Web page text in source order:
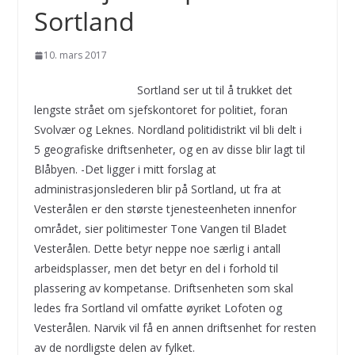
Sortland
10. mars 2017
Sortland ser ut til å trukket det
lengste strået om sjefskontoret for politiet, foran
Svolvær og Leknes. Nordland politidistrikt vil bli delt i
5 geografiske driftsenheter, og en av disse blir lagt til
Blåbyen. -Det ligger i mitt forslag at
administrasjonslederen blir på Sortland, ut fra at
Vesterålen er den største tjenesteenheten innenfor
området, sier politimester Tone Vangen til Bladet
Vesterålen. Dette betyr neppe noe særlig i antall
arbeidsplasser, men det betyr en del i forhold til
plassering av kompetanse. Driftsenheten som skal
ledes fra Sortland vil omfatte øyriket Lofoten og
Vesterålen. Narvik vil få en annen driftsenhet for resten
av de nordligste delen av fylket.